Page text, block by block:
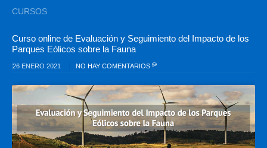
CURSOS
Curso online de Evaluación y Seguimiento del Impacto de los
Parques Eólicos sobre la Fauna
26 ENERO 2021 NO HAY COMENTARIOS